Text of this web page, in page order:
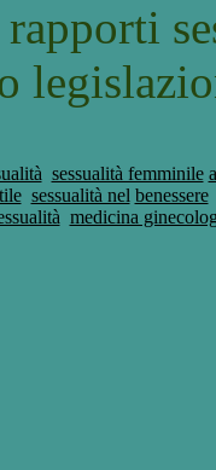
rapporti
sessualità femminile
sessualità nel benessere
medicina